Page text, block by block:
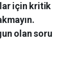
için kritik
olan soru